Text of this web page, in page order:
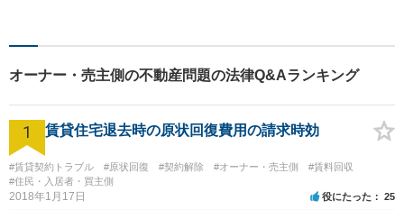
行います！【完全個室】
オーナー・売主側の不動産問題の法律Q&Aランキング
1 賃貸住宅退去時の原状回復費用の請求時効
#賃貸契約トラブル #原状回復 #契約解除 #オーナー・売主側
#賃料回収
#住民・入居者・買主側
2018年1月17日 役にたった 25